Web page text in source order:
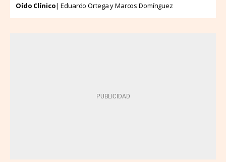
Oído Clínico| Eduardo Ortega y Marcos Domínguez